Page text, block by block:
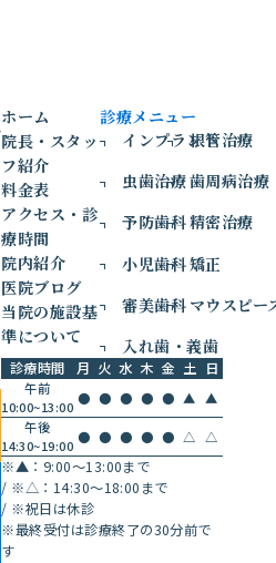
ホーム
院長・スタッ
フ紹介
料金表
アクセス・診
療時間
院内紹介
医院ブログ
当院の施設基
準について
診療メニュー
インプラント根管治療
虫歯治療歯周病治療
予防歯科精密治療
小児歯科矯正
審美歯科 マウスピー
入れ歯・義歯
診療時間 月 火 水 木 金 土 日
午前
10:00~13:00 ● ● ● ● ● ▲
▲
午後
14:30~19:00 ● ● ● ● ● △ △
※▲：9:00〜13:00まで
/ ※△：14:30〜18:00まで
/ ※祝日は休診
※最終受付は診療終了の30分前で
す